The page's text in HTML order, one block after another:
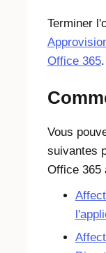
Terminer
Office 365.
Vous
suivantes
Office 365